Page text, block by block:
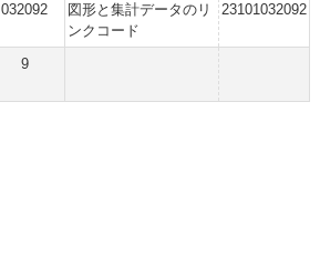
032092
図形と集計データのリ
ンクコード
23101032092
9